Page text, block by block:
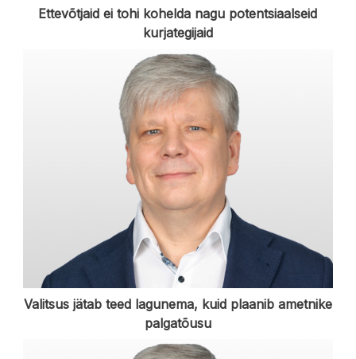
Ettevõtjaid ei tohi kohelda nagu potentsiaalseid
kurjategijaid
Valitsus jätab teed lagunema, kuid plaanib ametnike
palgatõusu